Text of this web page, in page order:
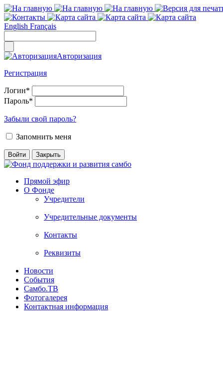
English Français
Авторизация
Регистрация
Логин*
Пароль*
Забыли свой пароль?
Запомнить меня
Прямой эфир
О Фонде
Учредители
Учредительные документы
Контакты
Реквизиты
Новости
События
Самбо.ТВ
Фотогалерея
Контактная информация